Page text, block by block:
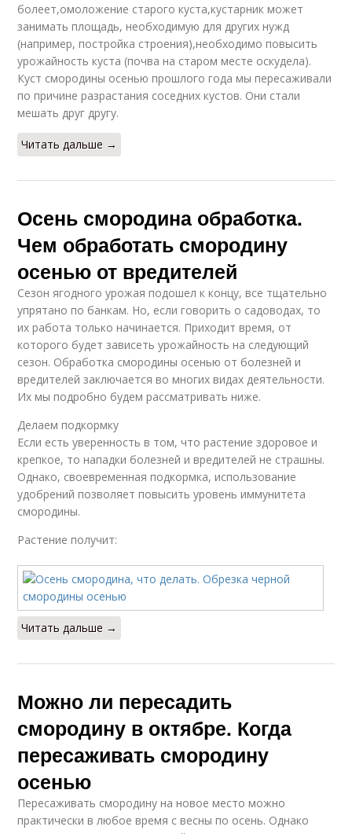
болеет,омоложение старого куста,кустарник может
занимать площадь, необходимую для других нужд
(например, постройка строения),необходимо повысить
урожайность куста (почва на старом месте оскудела).
Куст смородины осенью прошлого года мы пересаживали
по причине разрастания соседних кустов. Они стали
мешать друг другу.
Читать дальше →
Осень смородина обработка.
Чем обработать смородину
осенью от вредителей
Сезон ягодного урожая подошел к концу, все тщательно
упрятано по банкам. Но, если говорить о садоводах, то
их работа только начинается. Приходит время, от
которого будет зависеть урожайность на следующий
сезон. Обработка смородины осенью от болезней и
вредителей заключается во многих видах деятельности.
Их мы подробно будем рассматривать ниже.
Делаем подкормку
Если есть уверенность в том, что растение здоровое и
крепкое, то нападки болезней и вредителей не страшны.
Однако, своевременная подкормка, использование
удобрений позволяет повысить уровень иммунитета
смородины.
Растение получит:
Читать дальше →
Можно ли пересадить
смородину в октябре. Когда
пересаживать смородину
осенью
Пересаживать смородину на новое место можно
практически в любое время с весны по осень. Однако